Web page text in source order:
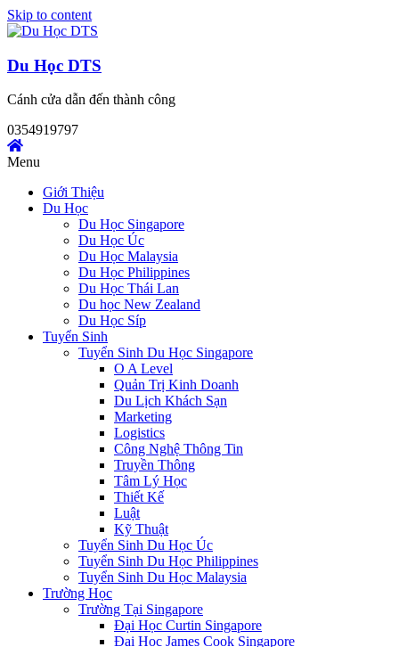
Skip to content
Du Học DTS
Cánh cửa dẫn đến thành công
0354919797
Menu
Giới Thiệu
Du Học
Du Học Singapore
Du Học Úc
Du Học Malaysia
Du Học Philippines
Du Học Thái Lan
Du học New Zealand
Du Học Síp
Tuyển Sinh
Tuyển Sinh Du Học Singapore
O A Level
Quản Trị Kinh Doanh
Du Lịch Khách Sạn
Marketing
Logistics
Công Nghệ Thông Tin
Truyền Thông
Tâm Lý Học
Thiết Kế
Luật
Kỹ Thuật
Tuyển Sinh Du Học Úc
Tuyển Sinh Du Học Philippines
Tuyển Sinh Du Học Malaysia
Trường Học
Trường Tại Singapore
Đại Học Curtin Singapore
Đại Học James Cook Singapore